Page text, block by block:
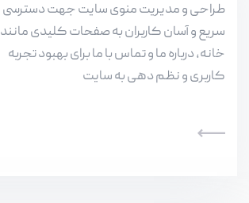
طراحی و مدیریت منوی سایت جهت دسترسی
سریع و آسان کاربران به صفحات کلیدی مانند
خانه، درباره ما و تماس با ما برای بهبود تجربه
کاربری و نظم دهی به سایت